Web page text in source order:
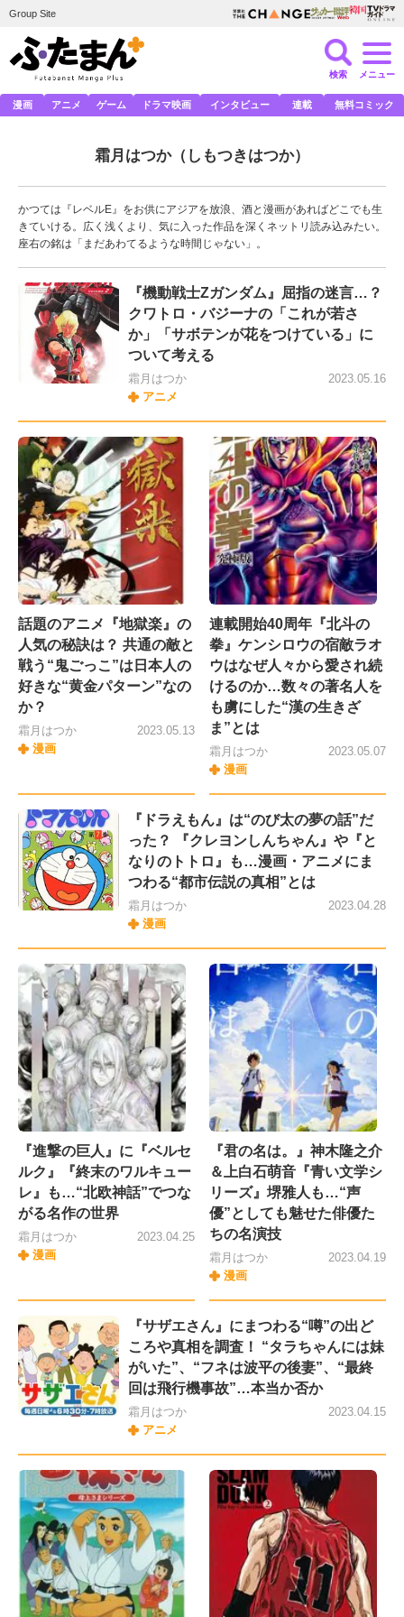
Group Site
検索 メニュー
漫画 アニメ ゲーム ドラマ映画 インタビュー 連載 無料コミック
霜月はつか（しもつきはつか）
かつては『レベルE』をお供にアジアを放浪、酒と漫画があればどこでも生
きていける。広く浅くより、気に入った作品を深くネットリ読み込みたい。
座右の銘は「まだあわてるような時間じゃない」。
『機動戦士Zガンダム』屈指の迷言…？
クワトロ・バジーナの「これが若さ
か」「サボテンが花をつけている」に
ついて考える
霜月はつか
アニメ
2023.05.16
話題のアニメ『地獄楽』の
人気の秘訣は？ 共通の敵と
戦う“鬼ごっこ”は日本人の
好きな“黄金パターン”なの
か？
霜月はつか
漫画
2023.05.13
連載開始40周年『北斗の
拳』ケンシロウの宿敵ラオ
ウはなぜ人々から愛され続
けるのか…数々の著名人を
も虜にした“漢の生きざ
ま”とは
霜月はつか
漫画
2023.05.07
『ドラえもん』は“のび太の夢の話”だ
った？ 『クレヨンしんちゃん』や『と
なりのトトロ』も…漫画・アニメにま
つわる“都市伝説の真相”とは
霜月はつか
漫画
2023.04.28
『進撃の巨人』に『ベルセ
ルク』『終末のワルキュー
レ』も…“北欧神話”でつな
がる名作の世界
霜月はつか
漫画
2023.04.25
『君の名は。』神木隆之介
＆上白石萌音『青い文学シ
リーズ』堺雅人も…“声
優”としても魅せた俳優た
ちの名演技
霜月はつか
漫画
2023.04.19
『サザエさん』にまつわる“噂”の出ど
ころや真相を調査！ “タラちゃんには妹
がいた”、“フネは波平の後妻”、“最終
回は飛行機事故”…本当か否か
霜月はつか
アニメ
2023.04.15